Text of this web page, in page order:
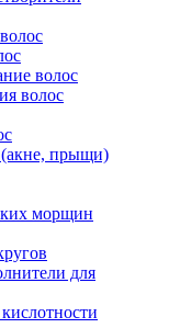
волос
волос
прыщи)
морщин
для